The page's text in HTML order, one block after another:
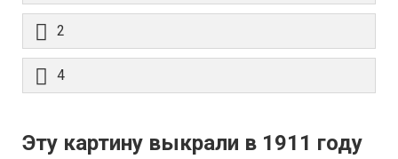
2
4
Эту картину выкрали в 1911 году